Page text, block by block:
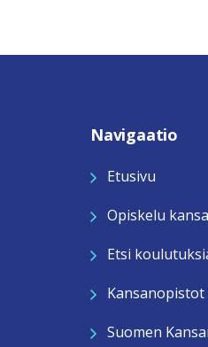
Navigaatio
Etusivu
Opiskelu
Etsi
Suomen